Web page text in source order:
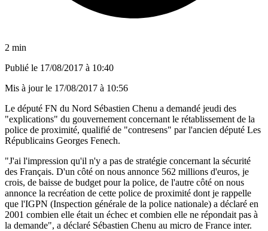
2 min
Publié le 17/08/2017 à 10:40
Mis à jour le 17/08/2017 à 10:56
Le député FN du Nord Sébastien Chenu a demandé jeudi des
"explications" du gouvernement concernant le rétablissement de la
police de proximité, qualifié de "contresens" par l'ancien député Les
Républicains Georges Fenech.
"J'ai l'impression qu'il n'y a pas de stratégie concernant la sécurité
des Français. D'un côté on nous annonce 562 millions d'euros, je
crois, de baisse de budget pour la police, de l'autre côté on nous
annonce la recréation de cette police de proximité dont je rappelle
que l'IGPN (Inspection générale de la police nationale) a déclaré en
2001 combien elle était un échec et combien elle ne répondait pas à
la demande", a déclaré Sébastien Chenu au micro de France inter.